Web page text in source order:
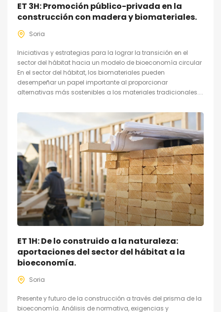
ET 3H: Promoción público-privada en la
construcción con madera y biomateriales.
Soria
Iniciativas y estrategias para la lograr la transición en el
sector del hábitat hacia un modelo de bioeconomía circular
En el sector del hábitat, los biomateriales pueden
desempeñar un papel importante al proporcionar
alternativas más sostenibles a los materiales tradicionales....
ET 1H: De lo construido a la naturaleza:
aportaciones del sector del hábitat a la
bioeconomía.
Soria
Presente y futuro de la construcción a través del prisma de la
bioeconomía. Análisis de normativa, exigencias y